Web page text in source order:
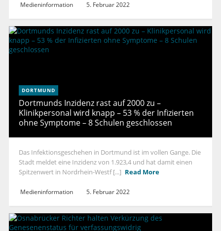
Medieninformation 5. Februar 2022
DORTMUND
Dortmunds Inzidenz rast auf 2000 zu –
Klinikpersonal wird knapp – 53 % der Infizierten
ohne Symptome – 8 Schulen geschlossen
Das Infektionsgeschehen in Dortmund ist im vollen Gange. Die
Stadt meldet eine Inzidenz von 1.923,4 und hat damit einen
Spitzenwert in Nordrhein-Westf [...] Read More
Medieninformation 5. Februar 2022